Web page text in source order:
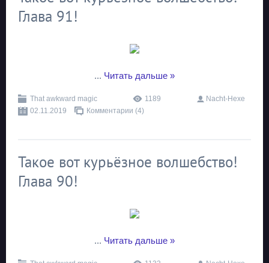
Глава 91!
... Читать дальше »
That awkward magic 1189
Nacht-Hexe
02.11.2019
Комментарии (4)
Такое вот курьёзное волшебство!
Глава 90!
... Читать дальше »